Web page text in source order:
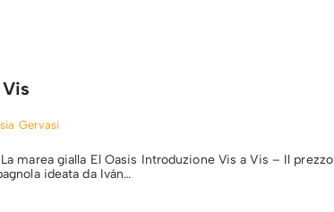
Gervasi
marea gialla El Oasis Introduzione Vis a Vis – Il prezzo
ideata da Iván…